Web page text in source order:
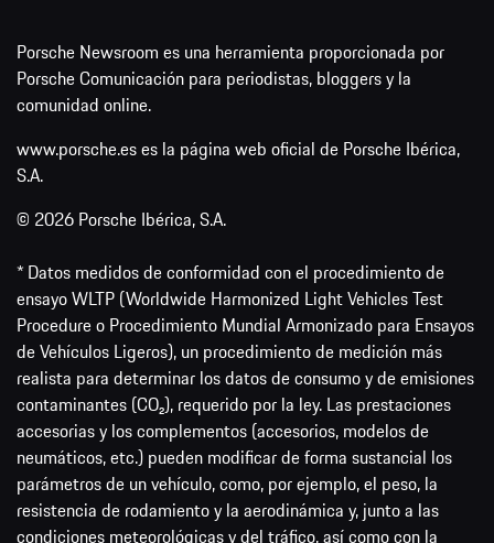
Porsche Newsroom es una herramienta proporcionada por
Porsche Comunicación para periodistas, bloggers y la
comunidad online.
www.porsche.es es la página web oficial de Porsche Ibérica,
S.A.
© 2026 Porsche Ibérica, S.A.
* Datos medidos de conformidad con el procedimiento de
ensayo WLTP (Worldwide Harmonized Light Vehicles Test
Procedure o Procedimiento Mundial Armonizado para Ensayos
de Vehículos Ligeros), un procedimiento de medición más
realista para determinar los datos de consumo y de emisiones
contaminantes (CO₂), requerido por la ley. Las prestaciones
accesorias y los complementos (accesorios, modelos de
neumáticos, etc.) pueden modificar de forma sustancial los
parámetros de un vehículo, como, por ejemplo, el peso, la
resistencia de rodamiento y la aerodinámica y, junto a las
condiciones meteorológicas y del tráfico, así como con la